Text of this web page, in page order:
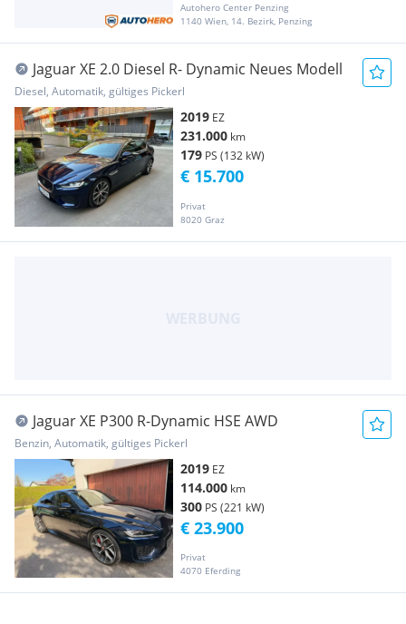
Autohero Center Penzing
1140 Wien, 14. Bezirk, Penzing
Jaguar XE 2.0 Diesel R- Dynamic Neues Modell
Diesel, Automatik, gültiges Pickerl
2019 EZ
231.000 km
179 PS (132 kW)
Privat
8020 Graz
€ 15.700
Jaguar XE P300 R-Dynamic HSE AWD
Benzin, Automatik, gültiges Pickerl
2019 EZ
114.000 km
300 PS (221 kW)
Privat
4070 Eferding
€ 23.900